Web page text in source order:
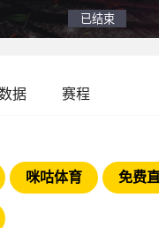
0
据 赛程
咪咕体育 免费